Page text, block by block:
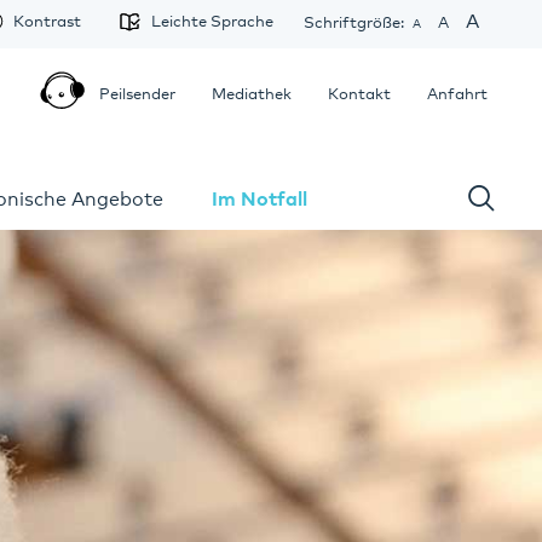
Angebote Im Notfall
Schriftgröße: A A A
Leichte Sprache
Kontrast
Anfahrt
Kontakt
Mediathek
Peilsender